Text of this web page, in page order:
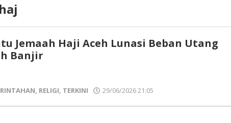
Jemaah Haji Aceh Lunasi Beban Utang
Banjir
, RELIGI, TERKINI 29/06/2026 21:05
Madura